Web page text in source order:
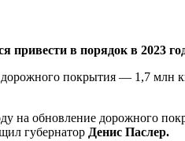
привести в порядок в 2023
дорожного покрытия — 1,7 млн
на обновление дорожного
губернатор Денис Паслер.